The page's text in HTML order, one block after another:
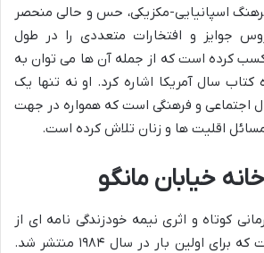
فرهنگ اسپانیایی-مکزیکی، حس و حالی منحصر
جوایز و افتخارات متعددی را در طول
کرده است که از جمله آن ها می توان به
کتاب سال آمریکا اشاره کرد. او نه تنها یک
اجتماعی و فرهنگی است که همواره در جهت
اقلیت ها و زنان تلاش کرده است.
خیابان مانگو
کوتاه و اثری نیمه خودزندگی نامه ای از
ساندرا سیسنروس است که برای اولین بار در سال ۱۹۸۴ منتشر شد.